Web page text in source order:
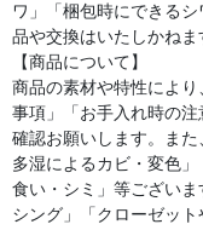
ワ」「梱包時にできる
品や交換はいたしかねま
【商品について】
商品の素材や特性によ
事項」「お手入れ時の
確認お願いします。ま
多湿によるカビ・変色
食い・シミ」等ござい
シング」「クローゼッ